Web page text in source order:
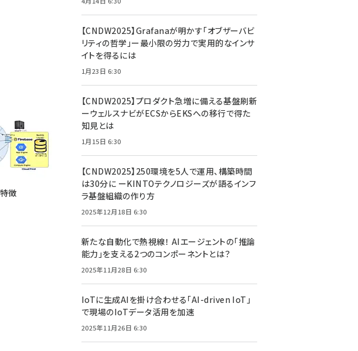
徴
【CNDW2025】Grafanaが明かす「オブザーバビ
リティの哲学」ー最小限の労力で実用的なインサ
イトを得るには
1月23日 6:30
【CNDW2025】プロダクト急増に備える基盤刷新
ーウェルスナビがECSからEKSへの移行で得た
知見とは
1月15日 6:30
【CNDW2025】250環境を5人で運用、構築時間
は30分に ーKINTOテクノロジーズが語るインフ
ラ基盤組織の作り方
2025年12月18日 6:30
新たな自動化で熱視線！ AIエージェントの「推論
能力」を支える2つのコンポーネントとは？
2025年11月28日 6:30
IoTに生成AIを掛け合わせる「AI-driven IoT」
で現場のIoTデータ活用を加速
2025年11月26日 6:30